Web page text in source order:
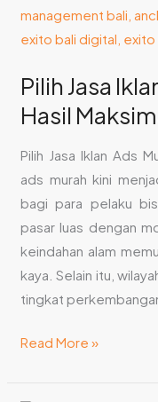
Pilih Jasa
Hasil
Pilih Jasa Iklan Ads
ads murah kini
bagi para pelaku
pasar luas dengan
keindahan alam
kaya. Selain itu,
tingkat
Read More »